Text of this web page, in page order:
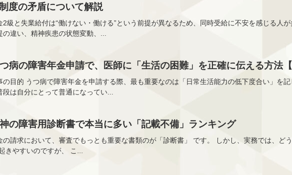
度の矛盾について解説
2級と失業給付は“働けない・働ける”という前提が異なるため、同時受給に不安を感じる人
の違い、精神疾患の状態変動、...
病の障害年金申請で、医師に「生活の困難」を正確に伝える方法【
の目的 うつ病で障害年金を申請する際、最も重要なのは「日常生活能力の低下度合い」を
段は自分にとって普通になってい...
の障害用診断書で本当に多い「記載不備」ランキング
の請求において、審査でもっとも重要な書類のが「診断書」 です。 しかし、実務では、ど
きやすいのですが、 こ...